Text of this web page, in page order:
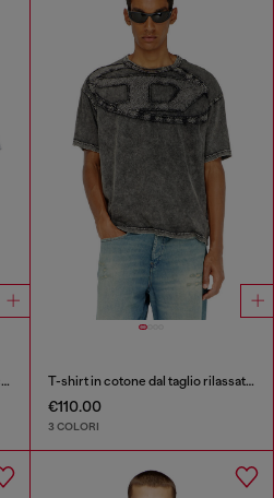
T-shirt in cotone con stampa patch all-over T-shirt in cotone dal taglio rilassato con applicazione Oval D
€110.00
3 COLORI